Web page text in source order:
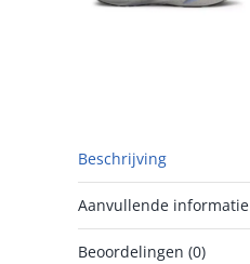
Beschrijving
Aanvullende informatie
Beoordelingen (0)